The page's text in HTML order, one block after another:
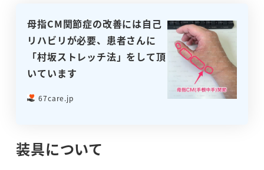
母指CM関節症の改善には自己
リハビリが必要、患者さんに
「村坂ストレッチ法」をして頂
いています
67care.jp
装具について